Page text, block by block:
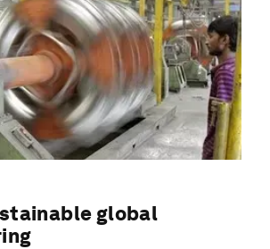
global